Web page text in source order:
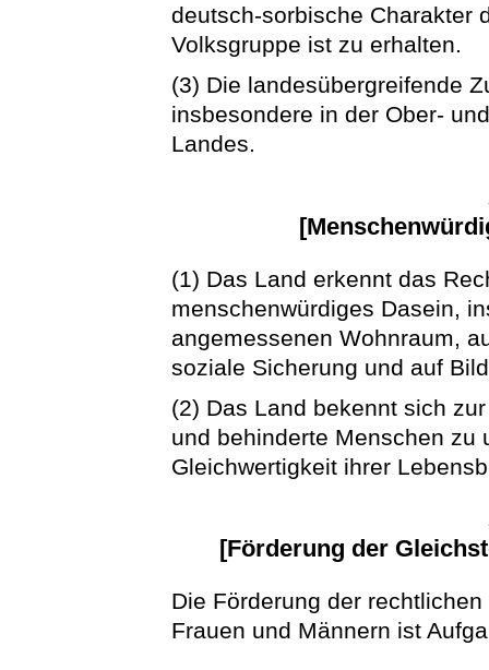
deutsch-sorbische Charakter
Volksgruppe ist zu erhalten.
(3) Die landesübergreifende
insbesondere in der Ober-
Landes.
(1) Das Land erkennt das
menschenwürdiges Dasein,
angemessenen Wohnraum,
soziale Sicherung und auf
(2) Das Land bekennt sich
und behinderte Menschen zu
Gleichwertigkeit ihrer
[Förderung der
Die Förderung der
Frauen und Männern ist